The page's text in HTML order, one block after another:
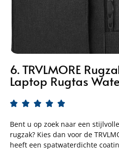
6. TRVLMORE
Laptop Rugtas
    
Bent u op zoek naar een
rugzak? Kies dan voor de
heeft een spatwaterdichte